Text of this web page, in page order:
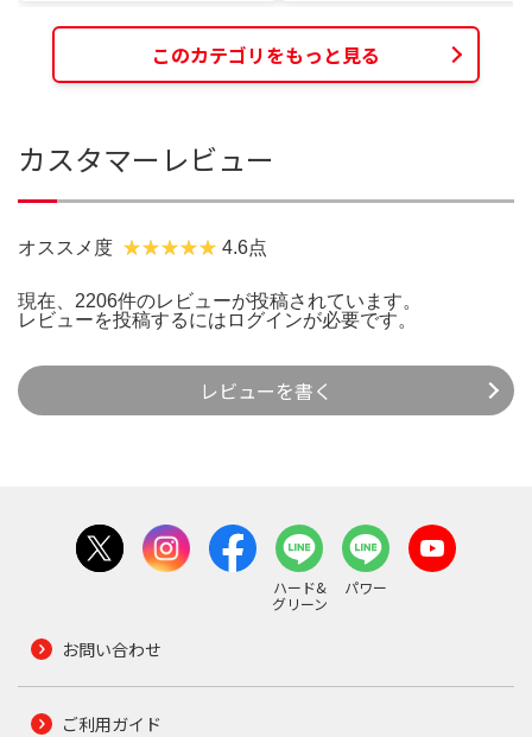
このカテゴリをもっと見る
カスタマーレビュー
オススメ度 4.6点
現在、2206件のレビューが投稿されています。
レビューを投稿するには ログインが必要です。
レビューを書く
ハード&
グリーン
パワー
お問い合わせ
ご利用ガイド